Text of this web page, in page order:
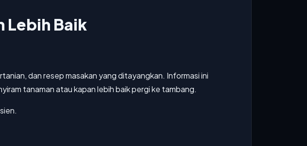
Lebih Baik
dan resep masakan yang ditayangkan. Informasi ini
tanaman atau kapan lebih baik pergi ke tambang.